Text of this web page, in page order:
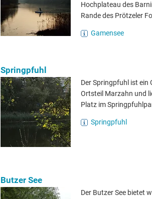
Hochplateau des
Rande des Prötzeler
Gamensee
Springpfuhl
Der Springpfuhl ist ein
Ortsteil Marzahn und
Platz im
Springpfuhl
Butzer See
Der Butzer See bietet